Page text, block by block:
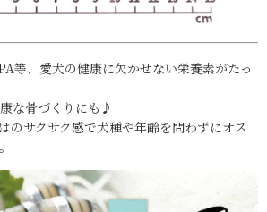
等、愛犬の健康に欠かせない栄養素がたっ
な骨づくりにも♪
のサクサク感で犬種や年齢を問わずにオス